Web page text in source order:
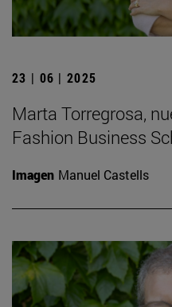
23 | 06 | 2025
Marta Torregrosa,
Fashion Business
Imagen Manuel Castells